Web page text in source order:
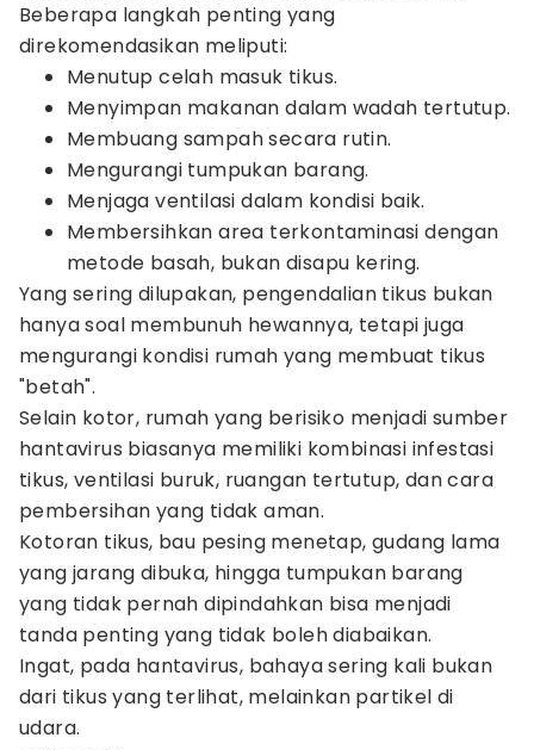
Beberapa langkah penting yang
direkomendasikan meliputi:
Menutup celah masuk tikus.
Menyimpan makanan dalam wadah tertutup.
Membuang sampah secara rutin.
Mengurangi tumpukan barang.
Menjaga ventilasi dalam kondisi baik.
Membersihkan area terkontaminasi dengan
metode basah, bukan disapu kering.
Yang sering dilupakan, pengendalian tikus bukan
hanya soal membunuh hewannya, tetapi juga
mengurangi kondisi rumah yang membuat tikus
"betah".
Selain kotor, rumah yang berisiko menjadi sumber
hantavirus biasanya memiliki kombinasi infestasi
tikus, ventilasi buruk, ruangan tertutup, dan cara
pembersihan yang tidak aman.
Kotoran tikus, bau pesing menetap, gudang lama
yang jarang dibuka, hingga tumpukan barang
yang tidak pernah dipindahkan bisa menjadi
tanda penting yang tidak boleh diabaikan.
Ingat, pada hantavirus, bahaya sering kali bukan
dari tikus yang terlihat, melainkan partikel di
udara.